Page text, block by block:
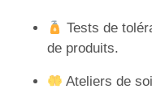
Tests de
de produits.
Ateliers de